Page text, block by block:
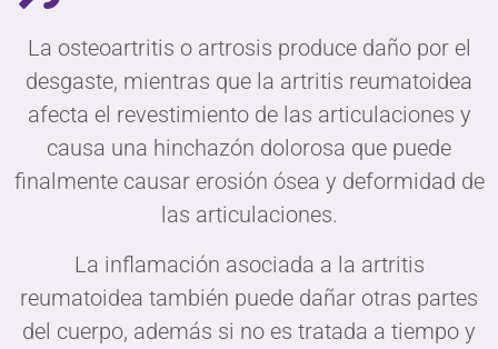
La osteoartritis o artrosis produce daño por el
desgaste, mientras que la artritis reumatoidea
afecta el revestimiento de las articulaciones y
causa una hinchazón dolorosa que puede
finalmente causar erosión ósea y deformidad de
las articulaciones.
La inflamación asociada a la artritis
reumatoidea también puede dañar otras partes
del cuerpo, además si no es tratada a tiempo y